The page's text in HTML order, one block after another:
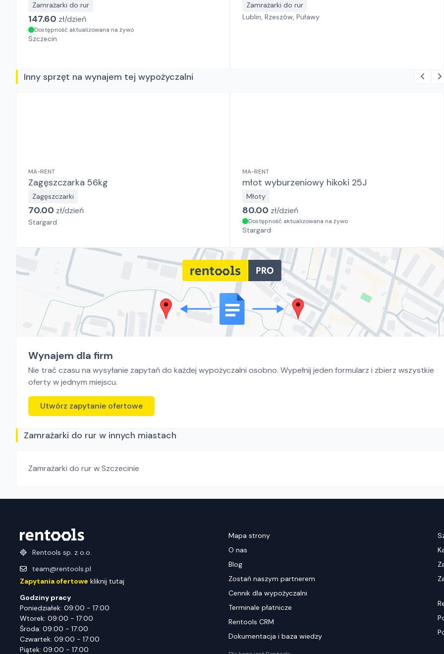
Zamrażarki do rur
147.60 zł/dzień
Dostępność aktualizowana na żywo
Szczecin
Zamrażarki do rur
Lublin, Rzeszów, Puławy
Inny sprzęt na wynajem tej wypożyczalni
MA-RENT
Zagęszczarka 56kg
Zagęszczarki
70.00 zł/dzień
Stargard
MA-RENT
młot wyburzeniowy hikoki 25J
Młoty
80.00 zł/dzień
Dostępność aktualizowana na żywo
Stargard
Wynajem dla firm
Nie trać czasu na wysyłanie zapytań do każdej wypożyczalni osobno. Wypełnij jeden formularz i zbierz wszystkie
oferty w jednym miejscu.
Utwórz zapytanie ofertowe
Zamrażarki do rur w innych miastach
Zamrażarki do rurw Szczecinie
Rentools sp. z o.o.
team@rentools.pl
Zapytania ofertowe kliknij tutaj
Godziny pracy
Poniedziałek: 09:00 - 17:00
Wtorek: 09:00 - 17:00
Środa: 09:00 - 17:00
Czwartek: 09:00 - 17:00
Piątek: 09:00 - 17:00
Mapa strony
O nas
Blog
Zostań naszym partnerem
Cennik dla wypożyczalni
Terminale płatnicze
Rentools CRM
Dokumentacja i baza wiedzy